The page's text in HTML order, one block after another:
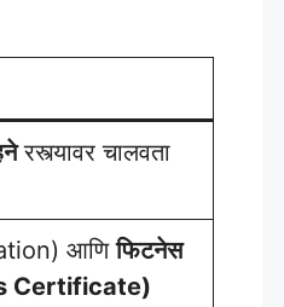
रस्त्यावर चालवता
आणिफिटनेस
Certificate)